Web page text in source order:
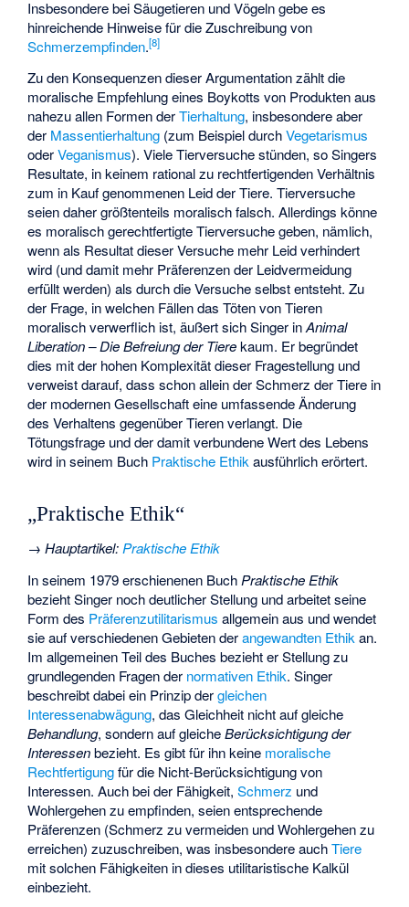
Insbesondere bei Säugetieren und Vögeln gebe es
hinreichende Hinweise für die Zuschreibung von
Schmerzempfinden.[8]
Zu den Konsequenzen dieser Argumentation zählt die
moralische Empfehlung eines Boykotts von Produkten aus
nahezu allen Formen derTierhaltung, insbesondere aber
der Massentierhaltung (zum Beispiel durchVegetarismus
oderVeganismus). Viele Tierversuche stünden, so Singers
Resultate, in keinem rational zu rechtfertigenden Verhältnis
zum in Kauf genommenen Leid der Tiere. Tierversuche
seien daher größtenteils moralisch falsch. Allerdings könne
es moralisch gerechtfertigte Tierversuche geben, nämlich,
wenn als Resultat dieser Versuche mehr Leid verhindert
wird (und damit mehr Präferenzen der Leidvermeidung
erfüllt werden) als durch die Versuche selbst entsteht. Zu
der Frage, in welchen Fällen das Töten von Tieren
moralisch verwerflich ist, äußert sich Singer inAnimal
Liberation – Die Befreiung der Tierekaum. Er begründet
dies mit der hohen Komplexität dieser Fragestellung und
verweist darauf, dass schon allein der Schmerz der Tiere in
der modernen Gesellschaft eine umfassende Änderung
des Verhaltens gegenüber Tieren verlangt. Die
Tötungsfrage und der damit verbundene Wert des Lebens
wird in seinem Buch Praktische Ethikausführlich erörtert.
„Praktische Ethik“
→Hauptartikel: Praktische Ethik
In seinem 1979 erschienenen Buch Praktische Ethik
bezieht Singer noch deutlicher Stellung und arbeitet seine
Form des Präferenzutilitarismus allgemein aus und wendet
sie auf verschiedenen Gebieten derangewandten Ethik an.
Im allgemeinen Teil des Buches bezieht er Stellung zu
grundlegenden Fragen der normativen Ethik. Singer
beschreibt dabei ein Prinzip dergleichen
Interessenabwägung, das Gleichheit nicht auf gleiche
Behandlung, sondern auf gleicheBerücksichtigung der
Interessenbezieht. Es gibt für ihn keine moralische
Rechtfertigungfür die Nicht-Berücksichtigung von
Interessen. Auch bei der Fähigkeit,Schmerz und
Wohlergehen zu empfinden, seien entsprechende
Präferenzen (Schmerz zu vermeiden und Wohlergehen zu
erreichen) zuzuschreiben, was insbesondere auchTiere
mit solchen Fähigkeiten in dieses utilitaristische Kalkül
einbezieht.